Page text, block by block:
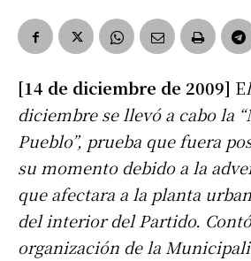
[14 de diciembre de 2009] E
diciembre se llevó a cabo la
Pueblo”, prueba que fuera
su momento debido a la
que afectara a la planta
del interior del Partido.
organización de la